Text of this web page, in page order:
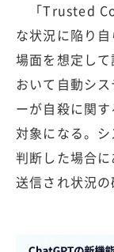
「Trusted
な状況に陥り
場面を想定し
おいて自動シ
ーが自殺に関
対象になる。
判断した場合
送信され状況の